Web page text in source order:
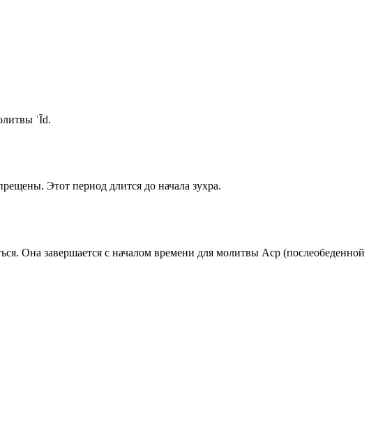
ʿĪd.
Этот период длится до начала зухра.
Она завершается с началом времени для молитвы Аср (послеобеденной